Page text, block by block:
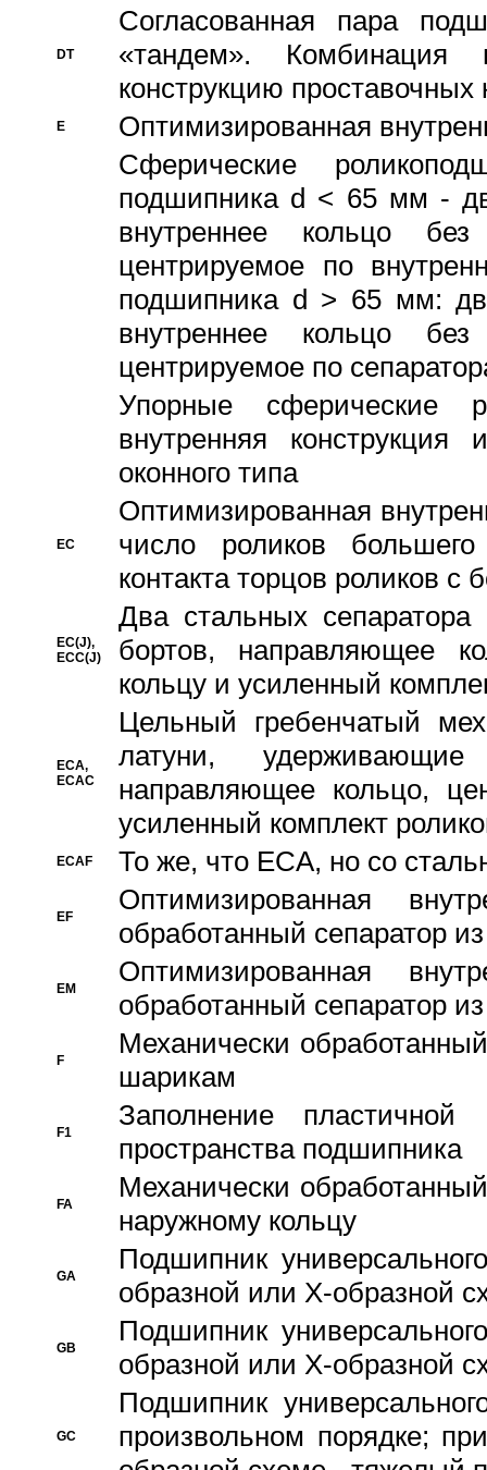
DT
Согласованная пара
«тандем».
конструкцию проставочных
E
Оптимизированная
Сферические
подшипника d < 65 мм -
внутреннее кольцо
центрируемое по
подшипника d > 65 мм:
внутреннее кольцо
центрируемое по
Упорные сферические
внутренняя
оконного типа
EC
Oптимизированная
число роликов
контакта торцов роликов с
EC(J),
ECC(J)
Два стальных сепаратора
бортов, направляющее
кольцу и усиленный
ECA,
ECAC
Цельный гребенчатый
латуни,
направляющее кольцо,
усиленный комплект
ECAF То же, что ECA, но со
EF
Оптимизированная
обработанный сепаратор
EM
Оптимизированная
обработанный сепаратор
F
Механически
шарикам
F1
Заполнение
пространства подшипника
FA
Механически
наружному кольцу
GA
Подшипник
образной или Х-образной
GB
Подшипник
образной или Х-образной
GC
Подшипник
произвольном порядке;